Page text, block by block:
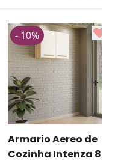
Armario Aereo de
Cozinha Intenza 80
- 10%